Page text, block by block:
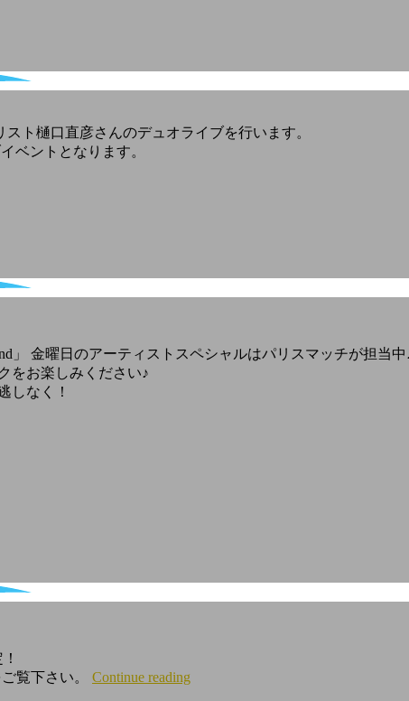
ト樋口直彦さんのデュオライブを行います。
ベントとなります。
」 金曜日のアーティストスペシャルはパリスマッチが担当中
をお楽しみください♪
しなく！
覧下さい。 Continue reading